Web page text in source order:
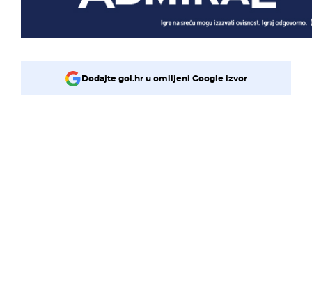
Dodajte gol.hr u omiljeni Google izvor